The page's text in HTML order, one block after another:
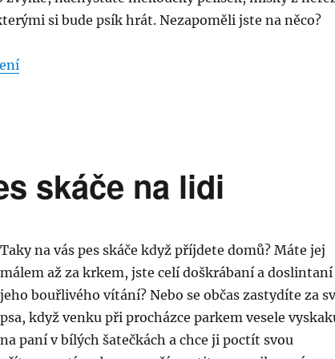
si bude psík hrát. Nezapoměli jste na něco?
„Přístup partnerů či rodiny k výchově psa“
skáče na lidi
Taky na vás pes skáče když příjdete domů? Máte jej
málem až za krkem, jste celí doškrábaní a doslintaní
jeho bouřlivého vítání? Nebo se občas zastydíte za
psa, když venku při procházce parkem vesele
na paní v bílých šatečkách a chce ji poctít svou